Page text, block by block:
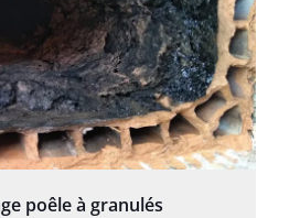
poêle à granulés